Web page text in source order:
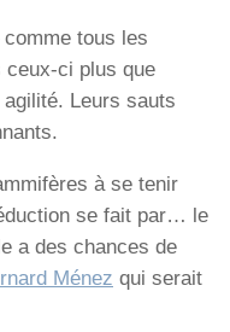
tous les
ci plus que
Leurs sauts
à se tenir
se fait par… le
a des chances de
Ménez qui serait